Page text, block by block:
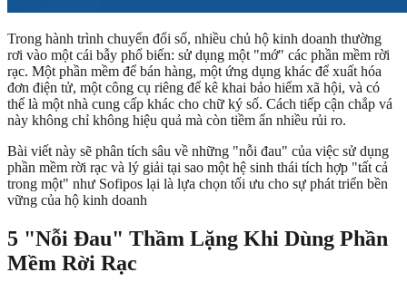
Trong hành trình chuyển đổi số, nhiều chủ hộ kinh doanh thường
rơi vào một cái bẫy phổ biến: sử dụng một "mớ" các phần mềm rời
rạc. Một phần mềm để bán hàng, một ứng dụng khác để xuất hóa
đơn điện tử, một công cụ riêng để kê khai bảo hiểm xã hội, và có
thể là một nhà cung cấp khác cho chữ ký số. Cách tiếp cận chắp vá
này không chỉ không hiệu quả mà còn tiềm ẩn nhiều rủi ro.
Bài viết này sẽ phân tích sâu về những "nỗi đau" của việc sử dụng
phần mềm rời rạc và lý giải tại sao một hệ sinh thái tích hợp "tất cả
trong một" như Sofipos lại là lựa chọn tối ưu cho sự phát triển bền
vững của hộ kinh doanh
5 "Nỗi Đau" Thầm Lặng Khi Dùng Phần
Mềm Rời Rạc